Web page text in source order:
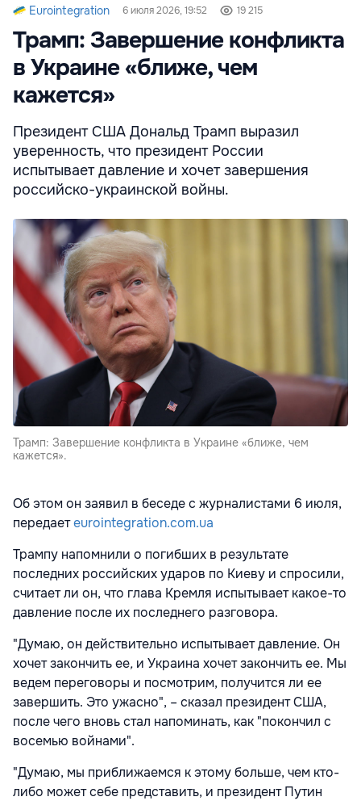
Eurointegration 6 июля 2026, 19:52 19 215
Трамп: Завершение конфликта
в Украине «ближе, чем
кажется»
Президент США Дональд Трамп выразил
уверенность, что президент России
испытывает давление и хочет завершения
российско-украинской войны.
Трамп: Завершение конфликта в Украине «ближе, чем
кажется».
Об этом он заявил в беседе с журналистами 6 июля,
передаетeurointegration.com.ua
Трампу напомнили о погибших в результате
последних российских ударов по Киеву и спросили,
считает ли он, что глава Кремля испытывает какое-то
давление после их последнего разговора.
"Думаю, он действительно испытывает давление. Он
хочет закончить ее, и Украина хочет закончить ее. Мы
ведем переговоры и посмотрим, получится ли ее
завершить. Это ужасно", – сказал президент США,
после чего вновь стал напоминать, как "покончил с
восемью войнами".
"Думаю, мы приближаемся к этому больше, чем кто-
либо может себе представить, и президент Путин